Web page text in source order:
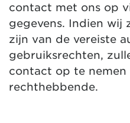
contact met ons op
gegevens. Indien wij
zijn van de vereiste
gebruiksrechten,
contact op te nemen
rechthebbende.